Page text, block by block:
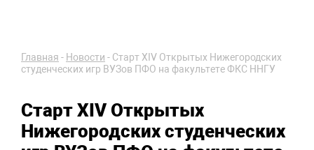
Главная - Новости - Старт XIV Открытых Нижегородских
студенческих игр ВУЗов ПФО на факультете ФКС ННГУ
Старт XIV Открытых
Нижегородских студенческих